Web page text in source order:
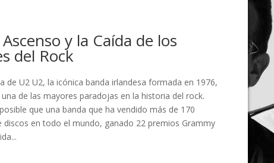
y la Caída de los
del Rock
de U2 U2, la icónica banda irlandesa formada en 1976,
de las mayores paradojas en la historia del rock.
que una banda que ha vendido más de 170
discos en todo el mundo, ganado 22 premios Grammy